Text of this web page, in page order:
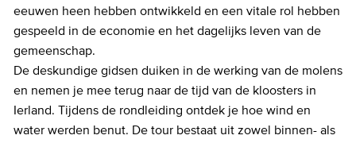
eeuwen heen hebben ontwikkeld en een vitale rol hebben
gespeeld in de economie en het dagelijks leven van de
gemeenschap.
De deskundige gidsen duiken in de werking van de molens
en nemen je mee terug naar de tijd van de kloosters in
Ierland. Tijdens de rondleiding ontdek je hoe wind en
water werden benut. De tour bestaat uit zowel binnen- als